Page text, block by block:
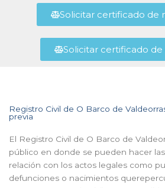
Solicitar certificado de
Solicitar certificado
Registro Civil de O Barco de
previa
El Registro Civil de O Barco de
público en donde se pueden hacer
relación con los actos legales como
defunciones o nacimientos